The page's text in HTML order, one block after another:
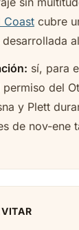
Coast cubre
sí, para
del
y Plett
de nov-ene